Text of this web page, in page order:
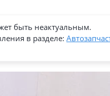
быть неактуальным.
в разделе: